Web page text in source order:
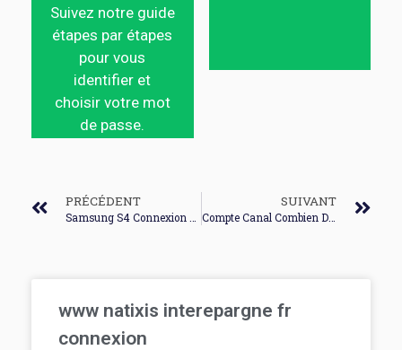
Suivez notre guide
étapes par étapes
pour vous
identifier et
choisir votre mot
de passe.
PRÉCÉDENT SUIVANT
Compte Canal Combien De Connexion
www natixis interepargne fr
connexion